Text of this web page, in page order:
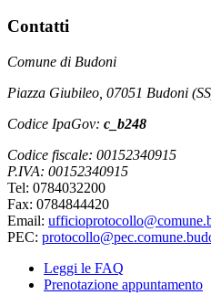
Contatti
Comune di Budoni
Piazza Giubileo, 07051 Budoni
Codice IpaGov: c_b248
Codice fiscale: 00152340915
P.IVA: 00152340915
Tel: 0784032200
Fax: 0784844420
Email:
PEC:
Leggi le FAQ
Prenotazione appuntamento